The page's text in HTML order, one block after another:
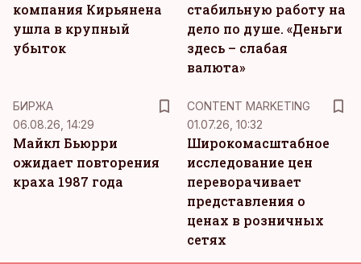
компания Кирьянена
ушла в крупный
убыток
стабильную работу на
дело по душе. «Деньги
здесь – слабая
валюта»
БИРЖА
06.08.26, 14:29
Майкл Бьюрри
ожидает повторения
краха 1987 года
CONTENT MARKETING
01.07.26, 10:32
Широкомасштабное
исследование цен
переворачивает
представления о
ценах в розничных
сетях